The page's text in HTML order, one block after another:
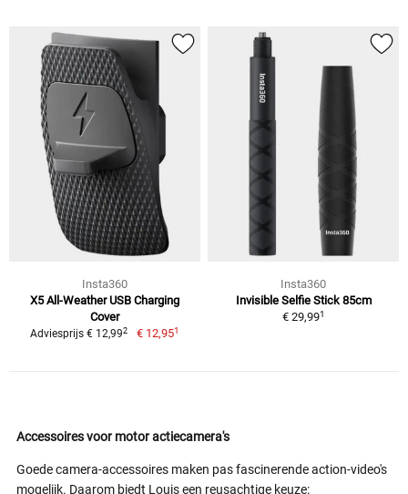
Insta360
X5 All-Weather USB Charging
Cover
Adviesprijs € 12,992 € 12,951
Insta360
Invisible Selfie Stick 85cm
€ 29,991
Accessoires voor motor actiecamera's
Goede camera-accessoires maken pas fascinerende action-video's
mogelijk. Daarom biedt Louis een reusachtige keuze: